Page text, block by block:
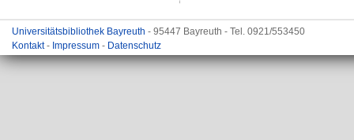
Universitätsbibliothek Bayreuth - 95447 Bayreuth - Tel. 0921/553450
Kontakt- Impressum - Datenschutz